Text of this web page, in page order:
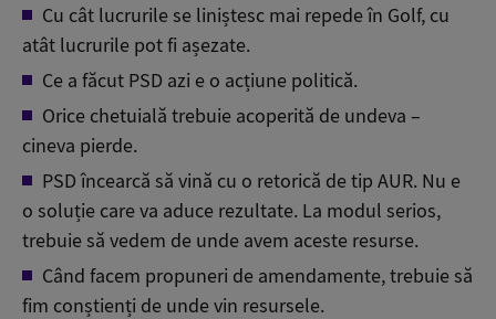
Cu cât lucrurile se liniștesc mai repede în Golf, cu
atât lucrurile pot fi așezate.
Ce a făcut PSD azi e o acțiune politică.
Orice chetuială trebuie acoperită de undeva –
cineva pierde.
PSD încearcă să vină cu o retorică de tip AUR. Nu e
o soluție care va aduce rezultate. La modul serios,
trebuie să vedem de unde avem aceste resurse.
Când facem propuneri de amendamente, trebuie să
fim conștienți de unde vin resursele.